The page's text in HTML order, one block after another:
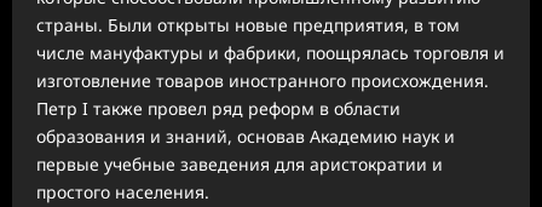
страны. Были открыты новые предприятия, в том
числе мануфактуры и фабрики, поощрялась торговля и
изготовление товаров иностранного происхождения.
Петр I также провел ряд реформ в области
образования и знаний, основав Академию наук и
первые учебные заведения для аристократии и
простого населения.